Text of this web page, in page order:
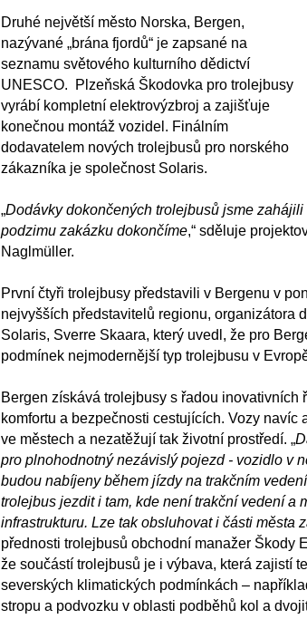
Druhé největší město Norska, Bergen,
nazývané „brána fjordů“ je zapsané na
seznamu světového kulturního dědictví
UNESCO. Plzeňská Škodovka pro trolejbusy
vyrábí kompletní elektrovýzbroj a zajišťuje
konečnou montáž vozidel. Finálním
dodavatelem nových trolejbusů pro norského
zákazníka je společnost Solaris.
„Dodávky dokončených trolejbusů jsme
podzimu zakázku dokončíme,“ sděluje
Naglmüller.
První čtyři trolejbusy představili v Bergenu v
nejvyšších představitelů regionu, organizátora
Solaris, Sverre Skaara, který uvedl, že pro
podmínek nejmodernější typ trolejbusu v
Bergen získává trolejbusy s řadou inovativních
komfortu a bezpečnosti cestujících. Vozy
ve městech a nezatěžují tak životní prostředí. „
pro plnohodnotný nezávislý pojezd - vozidlo v
budou nabíjeny během jízdy na trakčním
trolejbus jezdit i tam, kde není trakční vedení a
infrastrukturu. Lze tak obsluhovat i části města
přednosti trolejbusů obchodní manažer Škody
že součástí trolejbusů je i výbava, která zajistí
severských klimatických podmínkách –
stropu a podvozku v oblasti podběhů kol a